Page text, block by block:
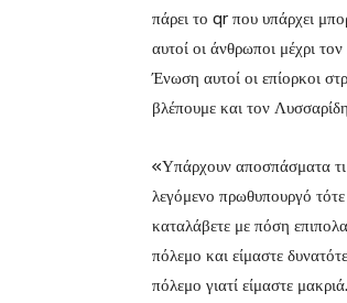
πάρει το qr που υπάρχει
αυτοί οι άνθρωποι μέχρι
Ένωση αυτοί οι επίορκοι
βλέπουμε και τον
«Υπάρχουν αποσπάσματα τι
λεγόμενο πρωθυπουργό
καταλάβετε με πόση
πόλεμο και είμαστε
πόλεμο γιατί είμαστε